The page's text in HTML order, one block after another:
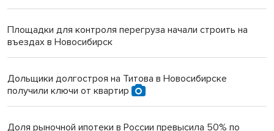
Площадки для контроля перегруза начали строить на
въездах в Новосибирск
Дольщики долгостроя на Титова в Новосибирске
получили ключи от квартир
Доля рыночной ипотеки в России превысила 50% по